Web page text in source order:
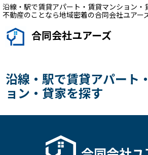
沿線・駅で賃貸アパート・賃貸マンション・
不動産のことなら地域密着の合同会社ユアー
合同会社ユアーズ
沿線・駅で賃貸アパート
ョン・貸家を探す